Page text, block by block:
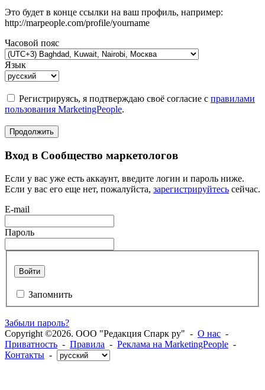
Это будет в конце ссылки на ваш профиль, например:
http://marpeople.com/profile/yourname
Часовой пояс
Язык
Регистрируясь, я подтверждаю своё согласие с правилами
пользования MarketingPeople.
Продолжить
Вход в Сообщество маркетологов
Если у вас уже есть аккаунт, введите логин и пароль ниже.
Если у вас его еще нет, пожалуйста, зарегистрируйтесь сейчас.
E-mail
Пароль
Войти
Запомнить
Забыли пароль?
Copyright ©2026. ООО "Редакция Спарк ру" - О нас -
Приватность - Правила - Реклама на MarketingPeople -
Контакты -